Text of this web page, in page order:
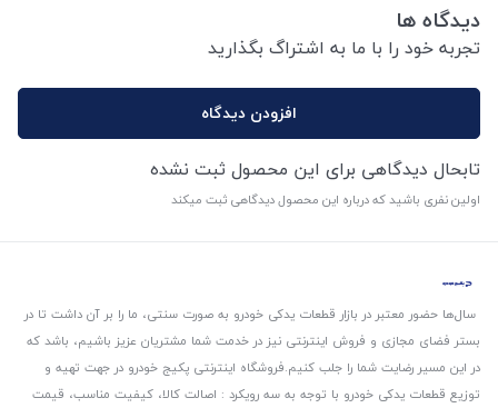
دیدگاه ها
تجربه خود را با ما به اشتراگ بگذارید
افزودن دیدگاه
تابحال دیدگاهی برای این محصول ثبت نشده
اولین نفری باشید که درباره این محصول دیدگاهی ثبت میکند
سال‌ها حضور معتبر در بازار قطعات یدکی خودرو به صورت سنتی، ما را بر آن داشت تا در
بستر فضای مجازی و فروش اینترنتی نیز در خدمت شما مشتریان عزیز باشیم، باشد که
در این مسیر رضایت شما را جلب کنیم.فروشگاه اینترنتی پکیج خودرو در جهت تهیه و
توزیع قطعات یدکی خودرو با توجه به سه رویکرد : اصالت کالا، کیفیت مناسب، قیمت